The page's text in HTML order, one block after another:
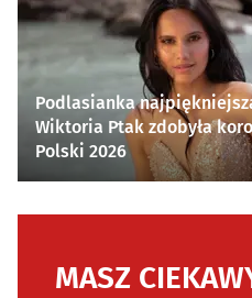
Podlasianka
Wiktoria Ptak zdobyła
Polski 2026
MASZ